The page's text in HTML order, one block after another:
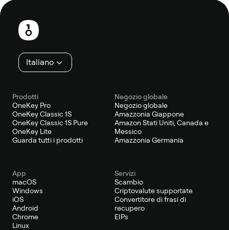
Piè
pagina
Italiano
Prodotti
OneKey Pro
OneKey Classic 1S
OneKey Classic 1S Pure
OneKey Lite
Guarda tutti i prodotti
Negozio globale
Negozio globale
Amazzonia Giappone
Amazon Stati Uniti, Canada e
Messico
Amazzonia Germania
App
macOS
Windows
iOS
Android
Chrome
Linux
Servizi
Scambio
Criptovalute supportate
Convertitore di frasi di
recupero
EIPs